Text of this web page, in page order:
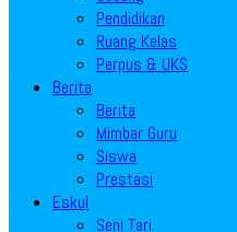
Pendidikan
Ruang Kelas
Perpus & UKS
Berita
Berita
Mimbar Guru
Siswa
Prestasi
Eskul
Seni Tari